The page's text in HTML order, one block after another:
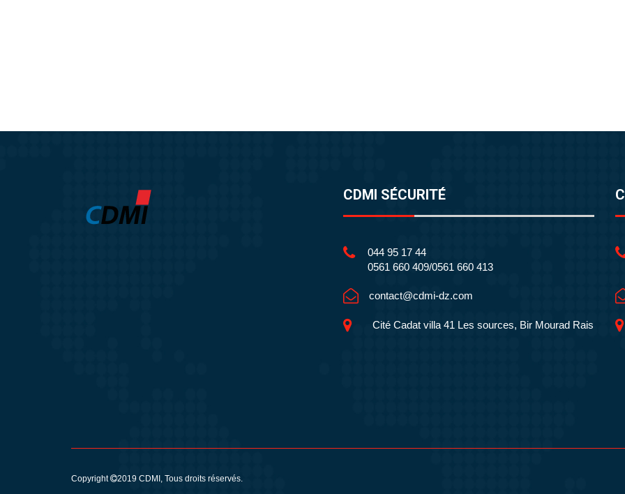
CDMI SÉCURITÉ
044 95 17 44
0561 660 409/0561 660 413
contact@cdmi-dz.com
Cité Cadat villa 41 Les sources, Bir Mourad Rais
Copyright 2019 CDMI , Tous droits réservés.